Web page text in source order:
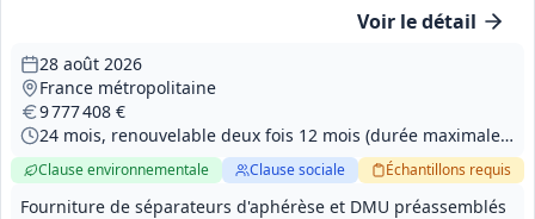
Voir le détail
Fourniture de séparateurs d'aphérèse et DMU préassemblés
28 août 2026
France métropolitaine
9 777 408 €
24 mois, renouvelable deux fois 12 mois (durée maximale 48 mois)
Clause environnementale Clause sociale Échantillons requis